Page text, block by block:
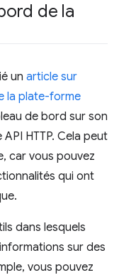
de la
un article sur
la plate-forme
de bord sur son
HTTP. Cela peut
car vous pouvez
qui ont
dans lesquels
sur des
vous pouvez